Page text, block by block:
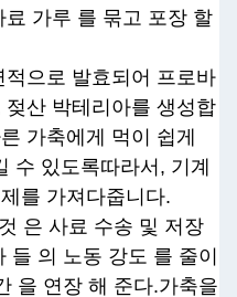
가루 를 묶고 포장 할
으로 발효되어 프로바
산 박테리아를 생성합
가축에게 먹이 쉽게
수 있도록따라서, 기계
를 가져다줍니다.
은 사료 수송 및 저장
의 노동 강도 를 줄이
을 연장 해 준다.가축을